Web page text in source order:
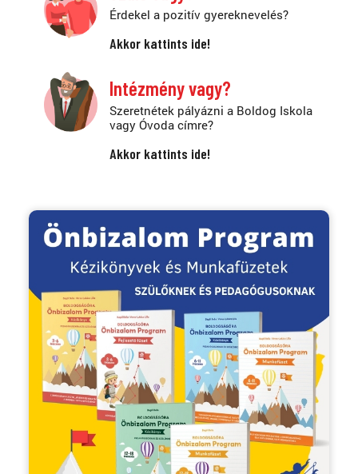
Érdekel a pozitív gyereknevelés?
Akkor kattints ide!
Intézmény vagy?
Szeretnétek pályázni a Boldog Iskola
vagy Óvoda címre?
Akkor kattints ide!